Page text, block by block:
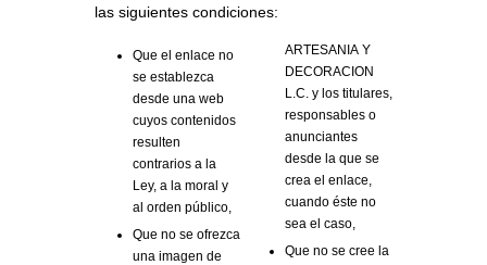
las siguientes condiciones:
Que el enlace no
se establezca
desde una web
cuyos contenidos
resulten
contrarios a la
Ley, a la moral y
al orden público,
Que no se ofrezca
una imagen de
ARTESANIA Y
DECORACION
L.C. y los titulares,
responsables o
anunciantes
desde la que se
crea el enlace,
cuando éste no
sea el caso,
Que no se cree la